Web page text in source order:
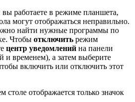
вы работаете в режиме планшета,
могут отображаться неправильно.
найти нужные программы по
Чтобы отключить режим
центр уведомлений на панели
и временем), а затем выберите
включить или отключить этот
отображается только значок